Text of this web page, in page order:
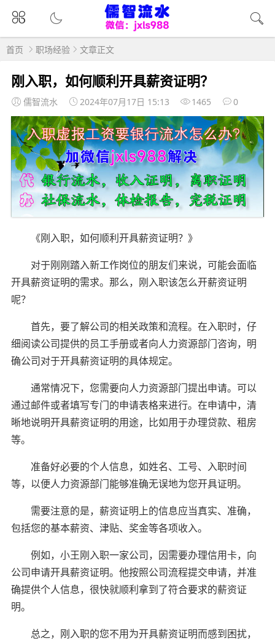
首页 职场经验 文章正文
刚入职，如何顺利开具薪资证明？
儒智流水 2024年07月17日 15:13 1465 0
《刚入职，如何顺利开具薪资证明？》
对于刚刚踏入新工作岗位的朋友们来说，可能会面临
开具薪资证明的需求。那么，刚入职该怎么开薪资证明
呢？
首先，要了解公司的相关政策和流程。在入职时，仔
细阅读公司提供的员工手册或者向人力资源部门咨询，明
确公司对于开具薪资证明的具体规定。
通常情况下，您需要向人力资源部门提出申请。可以
通过邮件或者填写专门的申请表格来进行。在申请中，清
晰地说明开具薪资证明的用途，比如用于办理贷款、租房
等。
准备好必要的个人信息，如姓名、工号、入职时间
等，以便人力资源部门能够准确无误地为您开具证明。
需要注意的是，薪资证明上的信息应当真实、准确，
包括您的基本薪资、津贴、奖金等各项收入。
例如，小王刚入职一家公司，因需要办理信用卡，向
公司申请开具薪资证明。他按照公司流程提交申请，并准
确提供个人信息，很快就顺利拿到了符合要求的薪资证
明。
总之，刚入职的您不用为开具薪资证明而感到困扰，